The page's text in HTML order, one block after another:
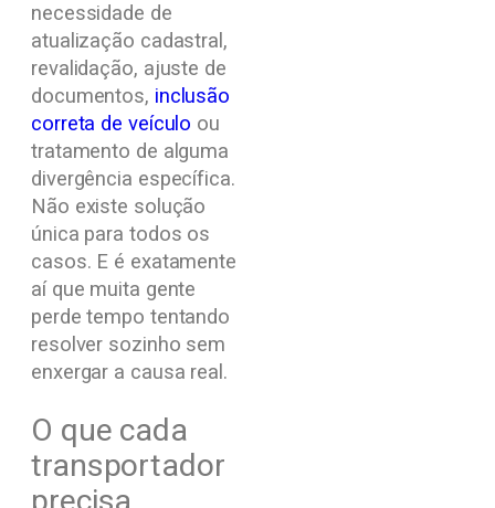
necessidade de
atualização cadastral,
revalidação, ajuste de
documentos, inclusão
correta de veículo ou
tratamento de alguma
divergência específica.
Não existe solução
única para todos os
casos. E é exatamente
aí que muita gente
perde tempo tentando
resolver sozinho sem
enxergar a causa real.
O que cada
transportador
precisa